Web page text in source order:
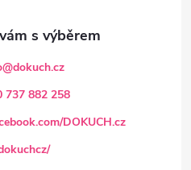
@dokuch.cz
737 882 258
DOKUCH.cz